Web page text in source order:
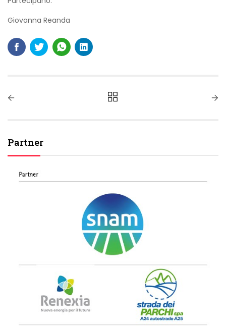
Giovanna Reanda
Partner